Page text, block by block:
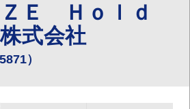
ＺＥ Ｈｏｌｄ
式会社
）